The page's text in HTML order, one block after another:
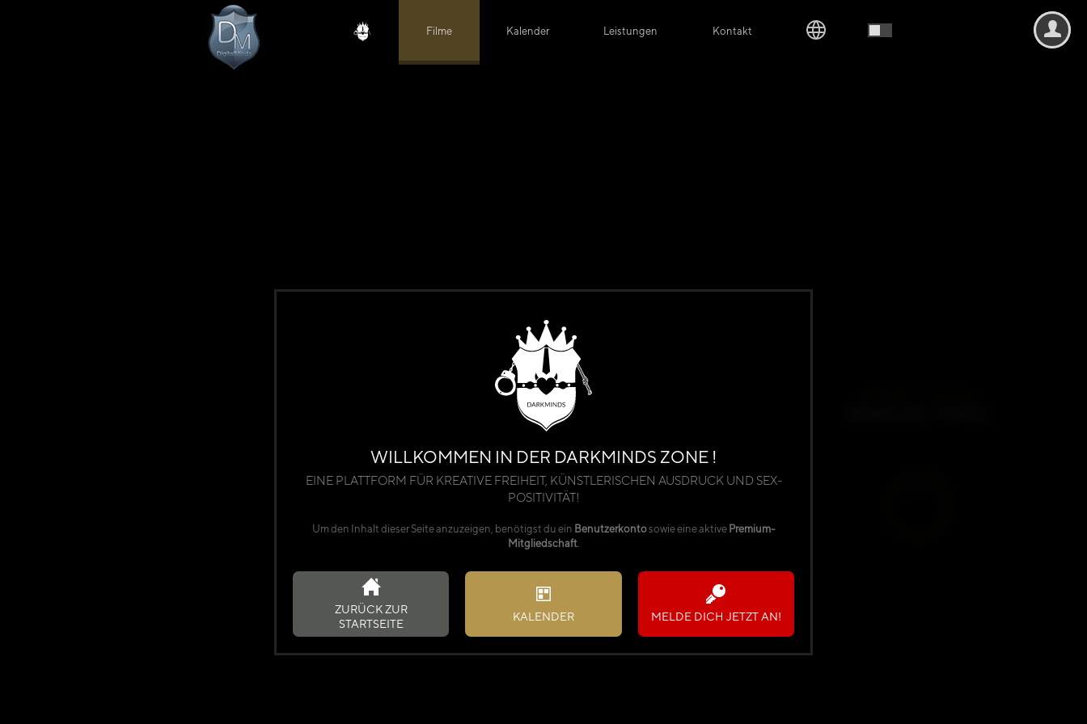
Filme Kalender Leistungen Kontakt
WILLKOMMEN IN DER DARKMINDS ZONE !
EINE PLATTFORM FÜR KREATIVE FREIHEIT, KÜNSTLERISCHEN AUSDRUCK UND SEX-
POSITIVITÄT!
Um den Inhalt dieser Seite anzuzeigen, benötigst du ein Benutzerkontosowie eine aktive Premium-
Mitgliedschaft.
ZURÜCK ZUR
STARTSEITE
KALENDER MELDE DICH JETZT AN!